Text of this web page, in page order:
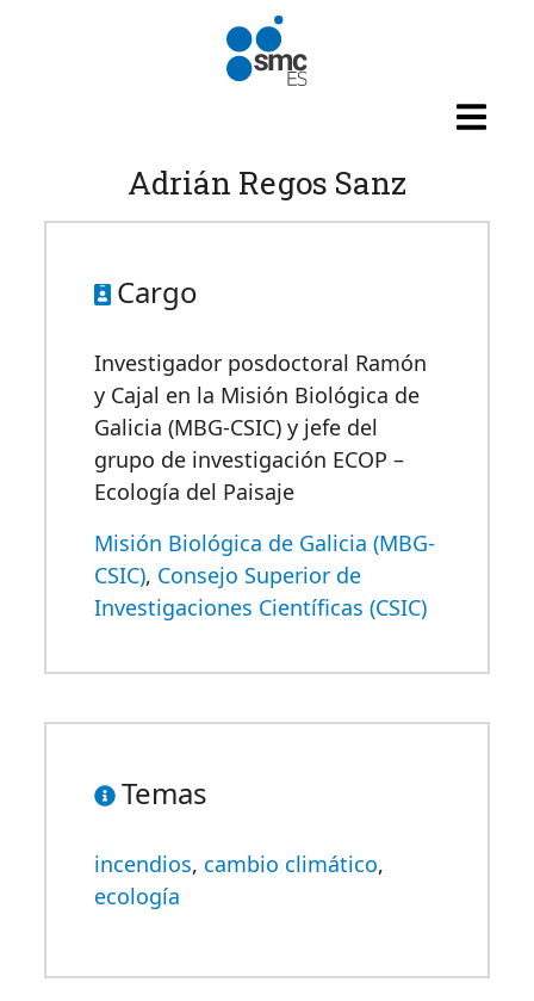
Pasar al contenido principal
Adrián Regos Sanz
Cargo
Investigador posdoctoral Ramón
y Cajal en la Misión Biológica de
Galicia (MBG-CSIC) y jefe del
grupo de investigación ECOP –
Ecología del Paisaje
Misión Biológica de Galicia (MBG-
CSIC), Consejo Superior de
Investigaciones Científicas (CSIC)
Temas
incendios, cambio climático,
ecología